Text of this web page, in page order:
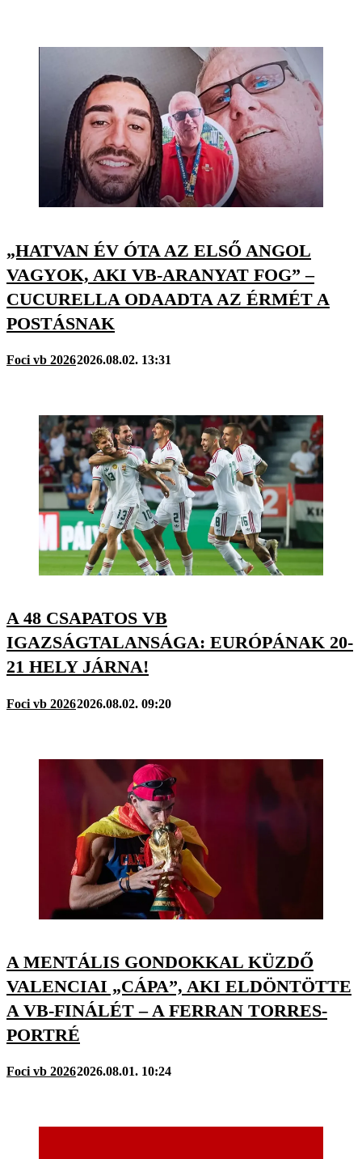
„HATVAN ÉV ÓTA AZ ELSŐ ANGOL
VAGYOK, AKI VB-ARANYAT FOG” –
CUCURELLA ODAADTA AZ ÉRMÉT A
POSTÁSNAK
Foci vb 20262026.08.02. 13:31
A 48 CSAPATOS VB
IGAZSÁGTALANSÁGA: EURÓPÁNAK 20-
21 HELY JÁRNA!
Foci vb 20262026.08.02. 09:20
A MENTÁLIS GONDOKKAL KÜZDŐ
VALENCIAI „CÁPA”, AKI ELDÖNTÖTTE
A VB-FINÁLÉT – A FERRAN TORRES-
PORTRÉ
Foci vb 20262026.08.01. 10:24